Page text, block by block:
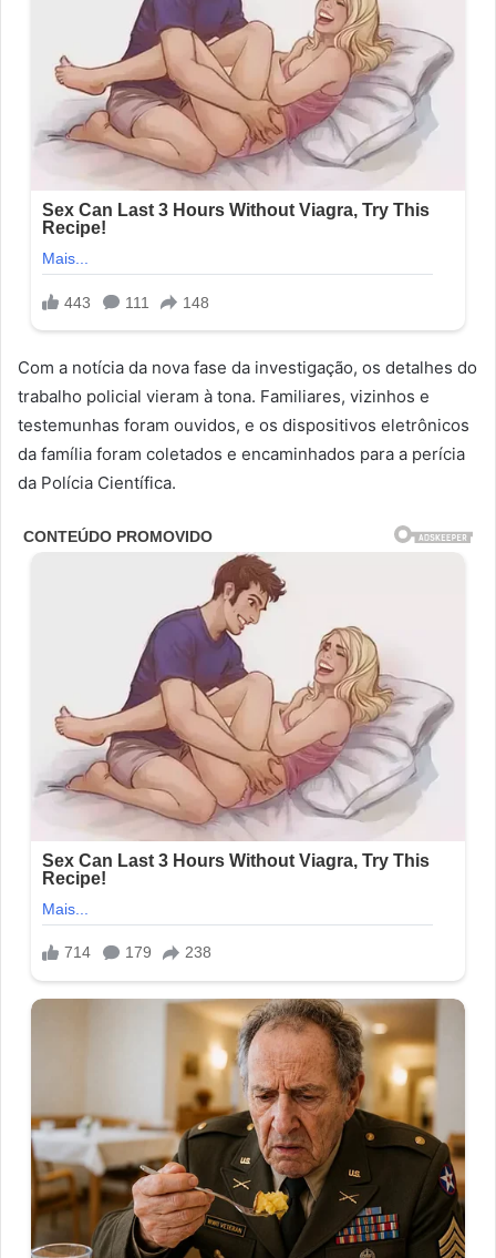
Com a notícia da nova fase da investigação, os detalhes do
trabalho policial vieram à tona. Familiares, vizinhos e
testemunhas foram ouvidos, e os dispositivos eletrônicos
da família foram coletados e encaminhados para a perícia
da Polícia Científica.